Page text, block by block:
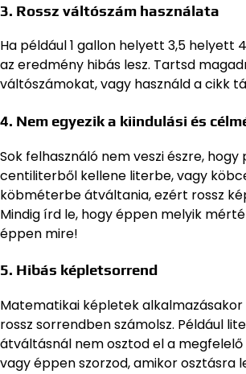
3. Rossz váltószám használata
Ha például 1 gallon helyett 3,5 helyett
az eredmény hibás lesz. Tartsd
váltószámokat, vagy használd a cikk
4. Nem egyezik a kiindulási és
Sok felhasználó nem veszi észre, hogy
centiliterből kellene literbe, vagy
köbméterbe átváltania, ezért rossz
Mindig írd le, hogy éppen melyik
éppen mire!
5. Hibás képletsorrend
Matematikai képletek alkalmazásakor
rossz sorrendben számolsz. Például
átváltásnál nem osztod el a
vagy éppen szorzod, amikor osztásra